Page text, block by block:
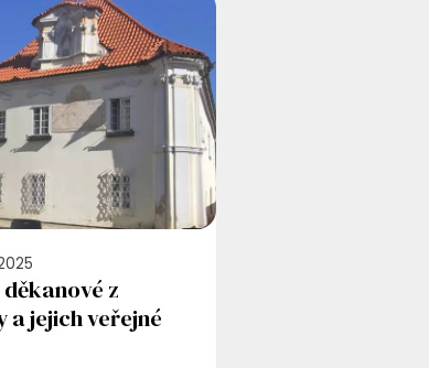
z
jejich veřejné